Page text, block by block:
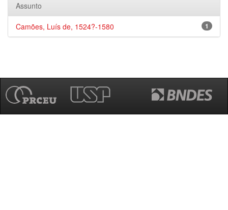
Assunto
1
Camões, Luís de, 1524?-1580